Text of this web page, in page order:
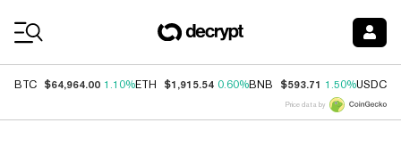
BTC $64,964.00 1.10%ETH $1,915.54 0.60%BNB $593.71 1.50%USDC
Price data by